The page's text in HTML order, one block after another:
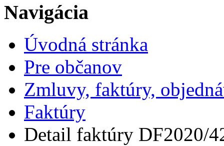
Navigácia
Úvodná stránka
Pre občanov
Zmluvy, faktúry,
Faktúry
Detail faktúry DF2020/